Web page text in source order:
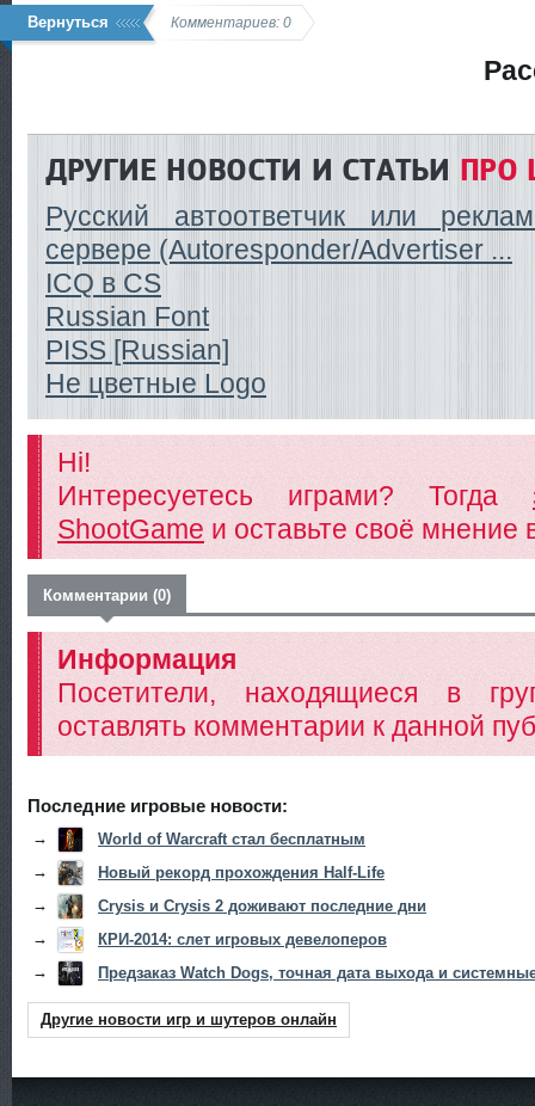
Вернуться Комментариев: 0
ДРУГИЕ НОВОСТИ И СТАТЬИ ПРО
Русский автоответчик или
сервере (Autoresponder/Advertiser ...
ICQ в CS
Russian Font
PISS [Russian]
Не цветные Logo
Hi!
Интересуетесь играми? Тогда
ShootGame и оставьте своё мнение
Комментарии (0)
Информация
Посетители, находящиеся в
оставлять комментарии к данной
Последние игровые новости:
→
World of Warcraft стал бесплатным
→
Новый рекорд прохождения Half-Life
→
Crysis и Crysis 2 доживают последние дни
→
КРИ-2014: слет игровых девелоперов
→
Предзаказ Watch Dogs, точная дата выхода и
Другие новости игр и шутеров онлайн